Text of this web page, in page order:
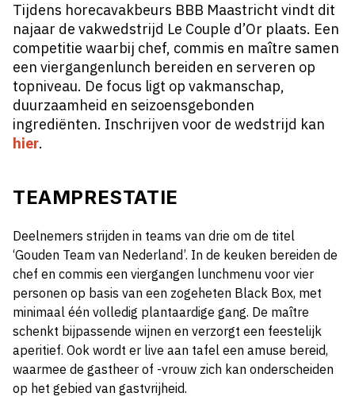
Tijdens horecavakbeurs BBB Maastricht vindt dit
najaar de vakwedstrijd Le Couple d’Or plaats. Een
competitie waarbij chef, commis en maître samen
een viergangenlunch bereiden en serveren op
topniveau. De focus ligt op vakmanschap,
duurzaamheid en seizoensgebonden
ingrediënten. Inschrijven voor de wedstrijd kan
hier.
TEAMPRESTATIE
Deelnemers strijden in teams van drie om de titel
‘Gouden Team van Nederland’. In de keuken bereiden de
chef en commis een viergangen lunchmenu voor vier
personen op basis van een zogeheten Black Box, met
minimaal één volledig plantaardige gang. De maître
schenkt bijpassende wijnen en verzorgt een feestelijk
aperitief. Ook wordt er live aan tafel een amuse bereid,
waarmee de gastheer of -vrouw zich kan onderscheiden
op het gebied van gastvrijheid.